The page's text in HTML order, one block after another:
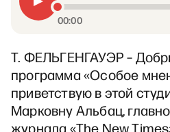
00:00
Т. ФЕЛЬГЕНГАУЭР –
программа «Особое
приветствую в этой
Марковну Альбац,
журнала «The New